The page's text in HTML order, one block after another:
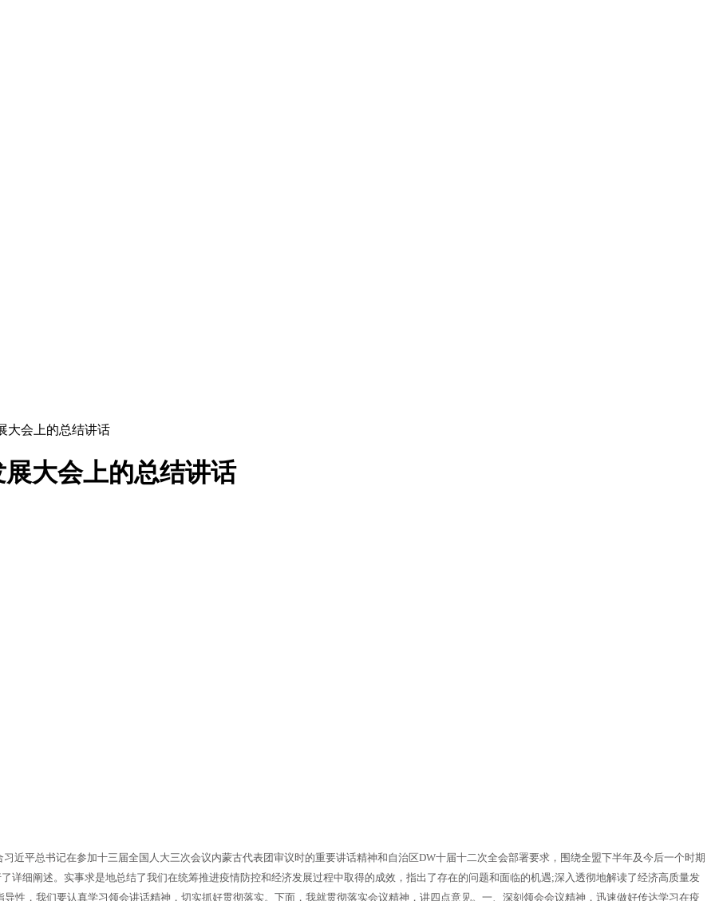
大会上的总结讲话
大会上的总结讲话
近平总书记在参加十三届全国人大三次会议内蒙古代表团审议时的重要讲话精神和自治区DW十届十二次全会部署要求，围绕全盟下半年及今后一个时期
详细阐述。实事求是地总结了我们在统筹推进疫情防控和经济发展过程中取得的成效，指出了存在的问题和面临的机遇;深入透彻地解读了经济高质量发
性，我们要认真学习领会讲话精神，切实抓好贯彻落实。下面，我就贯彻落实会议精神，讲四点意见。一、深刻领会会议精神，迅速做好传达学习在疫